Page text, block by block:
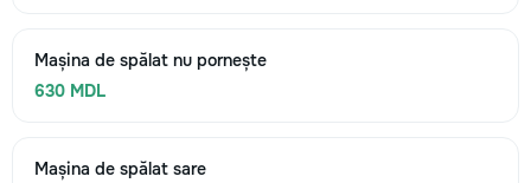
Mașina de spălat nu pornește
630 MDL
Mașina de spălat sare